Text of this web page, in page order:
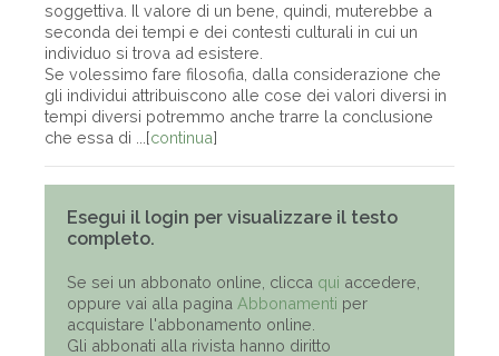
soggettiva. Il valore di un bene, quindi, muterebbe a
seconda dei tempi e dei contesti culturali in cui un
individuo si trova ad esistere.
Se volessimo fare filosofia, dalla considerazione che
gli individui attribuiscono alle cose dei valori diversi in
tempi diversi potremmo anche trarre la conclusione
che essa di ...[continua]
Esegui il login per visualizzare il testo
completo.
Se sei un abbonato online, clicca qui accedere,
oppure vai alla pagina Abbonamenti per
acquistare l'abbonamento online.
Gli abbonati alla rivista hanno diritto